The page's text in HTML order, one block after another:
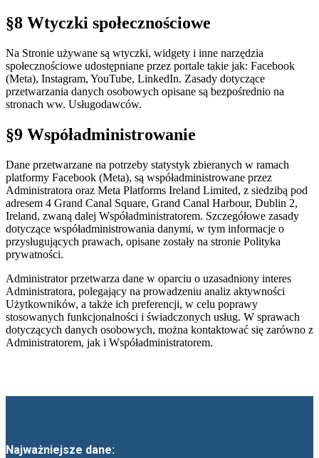
§8 Wtyczki społecznościowe
Na Stronie używane są wtyczki, widgety i inne narzędzia
społecznościowe udostępniane przez portale takie jak: Facebook
(Meta), Instagram, YouTube, LinkedIn. Zasady dotyczące
przetwarzania danych osobowych opisane są bezpośrednio na
stronach ww. Usługodawców.
§9 Współadministrowanie
Dane przetwarzane na potrzeby statystyk zbieranych w ramach
platformy Facebook (Meta), są współadministrowane przez
Administratora oraz Meta Platforms Ireland Limited, z siedzibą pod
adresem 4 Grand Canal Square, Grand Canal Harbour, Dublin 2,
Ireland, zwaną dalej Współadministratorem. Szczegółowe zasady
dotyczące współadministrowania danymi, w tym informacje o
przysługujących prawach, opisane zostały na stronie Polityka
prywatności.
Administrator przetwarza dane w oparciu o uzasadniony interes
Administratora, polegający na prowadzeniu analiz aktywności
Użytkowników, a także ich preferencji, w celu poprawy
stosowanych funkcjonalności i świadczonych usług. W sprawach
dotyczących danych osobowych, można kontaktować się zarówno z
Administratorem, jak i Współadministratorem.
Najważniejsze dane: